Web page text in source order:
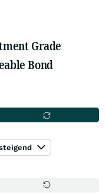
Grade
Bond